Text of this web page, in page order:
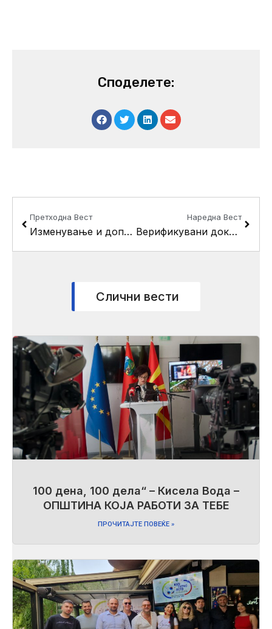
Споделете:
Претходна Вест
Изменување и дополнување за дел од населба “Драчево” МЗ 71, урбан блок 8 – Г.П. 8.9
Наредна Вест
Верификувани документи од Советот
Слични вести
100 дена, 100 дела“ – Кисела Вода –
ОПШТИНА КОЈА РАБОТИ ЗА ТЕБЕ
ПРОЧИТАЈТЕ ПОВЕЌЕ »